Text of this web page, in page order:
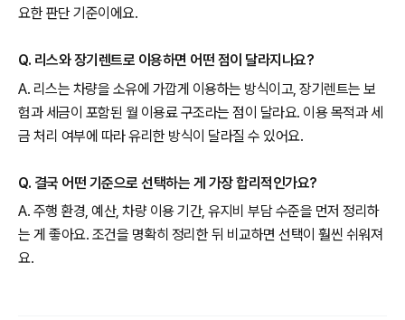
요한 판단 기준이에요.
Q. 리스와 장기렌트로 이용하면 어떤 점이 달라지나요?
A. 리스는 차량을 소유에 가깝게 이용하는 방식이고, 장기렌트는 보
험과 세금이 포함된 월 이용료 구조라는 점이 달라요. 이용 목적과 세
금 처리 여부에 따라 유리한 방식이 달라질 수 있어요.
Q. 결국 어떤 기준으로 선택하는 게 가장 합리적인가요?
A. 주행 환경, 예산, 차량 이용 기간, 유지비 부담 수준을 먼저 정리하
는 게 좋아요. 조건을 명확히 정리한 뒤 비교하면 선택이 훨씬 쉬워져
요.